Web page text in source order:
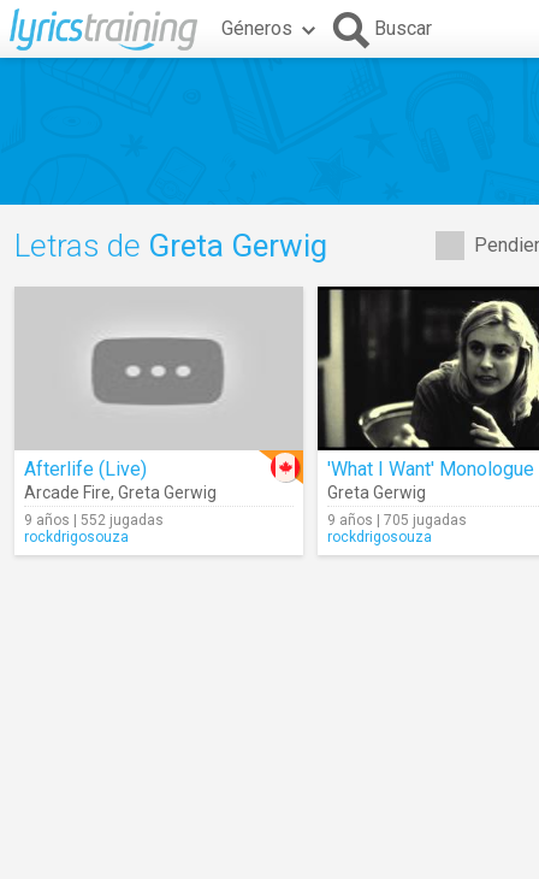
Géneros Buscar
Letras de Greta Gerwig
Afterlife (Live)
Arcade Fire, Greta Gerwig
9 años | 552 jugadas
rockdrigosouza
'What I Want' Monologue
Greta Gerwig
9 años | 705 jugadas
rockdrigosouza